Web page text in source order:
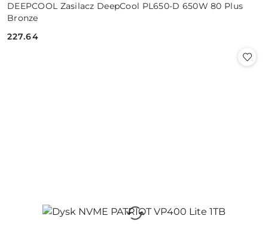
DEEPCOOL Zasilacz DeepCool PL650-D 650W 80 Plus
Bronze
Cena:
227.64